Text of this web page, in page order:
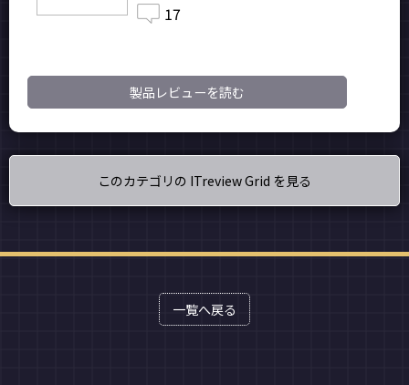
17
製品レビューを読む
このカテゴリの ITreview Grid を見る
一覧へ戻る